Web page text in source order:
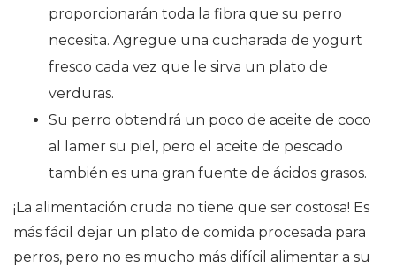
proporcionarán toda la fibra que su perro
necesita. Agregue una cucharada de yogurt
fresco cada vez que le sirva un plato de
verduras.
Su perro obtendrá un poco de aceite de coco
al lamer su piel, pero el aceite de pescado
también es una gran fuente de ácidos grasos.
¡La alimentación cruda no tiene que ser costosa! Es
más fácil dejar un plato de comida procesada para
perros, pero no es mucho más difícil alimentar a su